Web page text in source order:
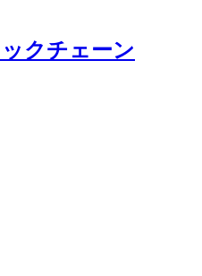
クチェーン